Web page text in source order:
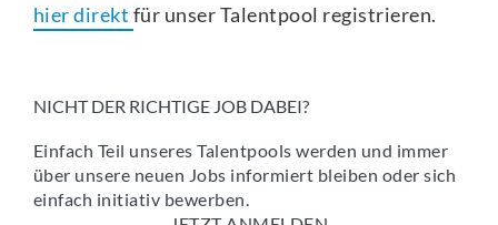
hier direkt für unser Talentpool registrieren.
NICHT DER RICHTIGE JOB DABEI?
Einfach Teil unseres Talentpools werden und immer
über unsere neuen Jobs informiert bleiben oder sich
einfach initiativ bewerben.